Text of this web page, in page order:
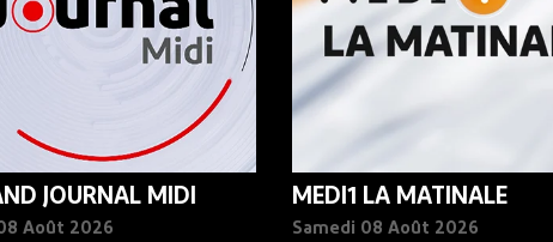
JOURNAL MIDI
Août 2026
MEDI1 LA MATINALE
Samedi 08 Août 2026